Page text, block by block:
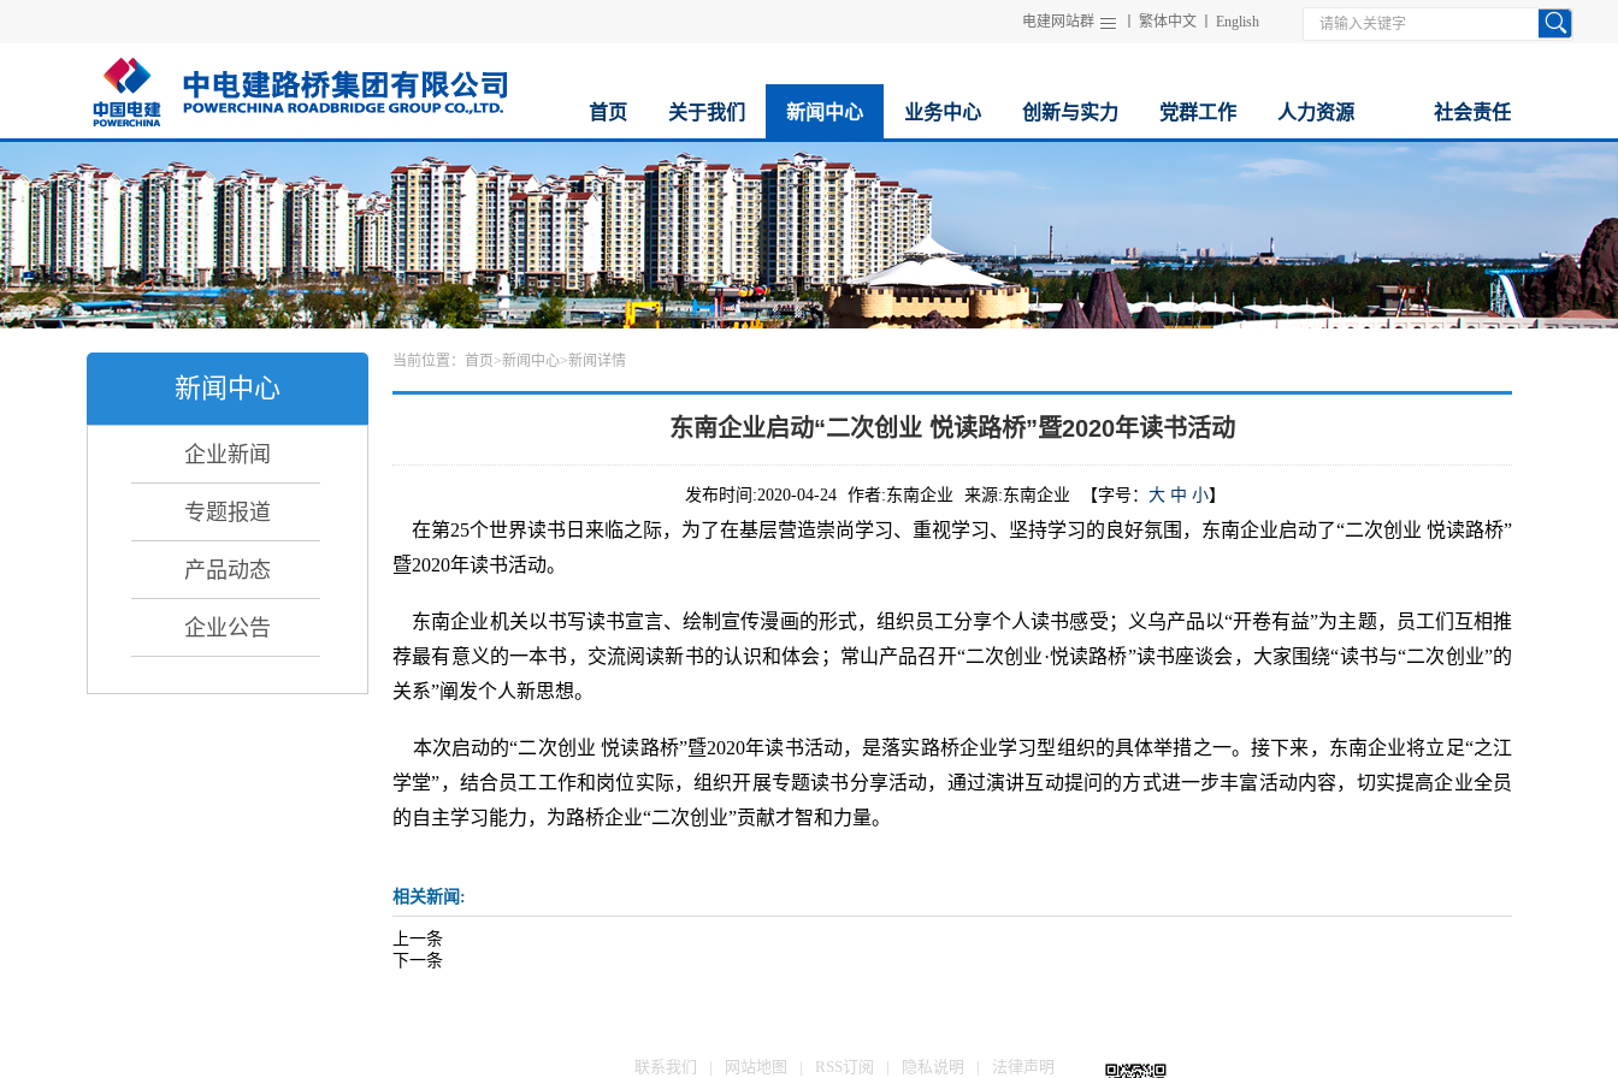
电建网站群 繁体中文 English
首页 关于我们 新闻中心 业务中心 创新与实力 党群工作 人力资源 社会责任
新闻中心
企业新闻
专题报道
产品动态
企业公告
当前位置： 首页 >新闻中心>新闻详情
东南企业启动“二次创业 悦读路桥”暨2020年读书活动
发布时间:2020-04-24 作者:东南企业 来源:东南企业 【字号： 大 中 小】
在第25个世界读书日来临之际，为了在基层营造崇尚学习、重视学习、坚持学习的良好氛围，东南企业启动了“二次创业 悦读路桥”
暨2020年读书活动。
东南企业机关以书写读书宣言、绘制宣传漫画的形式，组织员工分享个人读书感受；义乌产品以“开卷有益”为主题，员工们互相推
荐最有意义的一本书，交流阅读新书的认识和体会；常山产品召开“二次创业·悦读路桥”读书座谈会，大家围绕“读书与“二次创业”的
关系”阐发个人新思想。
本次启动的“二次创业 悦读路桥”暨2020年读书活动，是落实路桥企业学习型组织的具体举措之一。接下来，东南企业将立足“之江
学堂”，结合员工工作和岗位实际，组织开展专题读书分享活动，通过演讲互动提问的方式进一步丰富活动内容，切实提高企业全员
的自主学习能力，为路桥企业“二次创业”贡献才智和力量。
相关新闻:
上一条
下一条
联系我们 | 网站地图 | RSS订阅 | 隐私说明 | 法律声明